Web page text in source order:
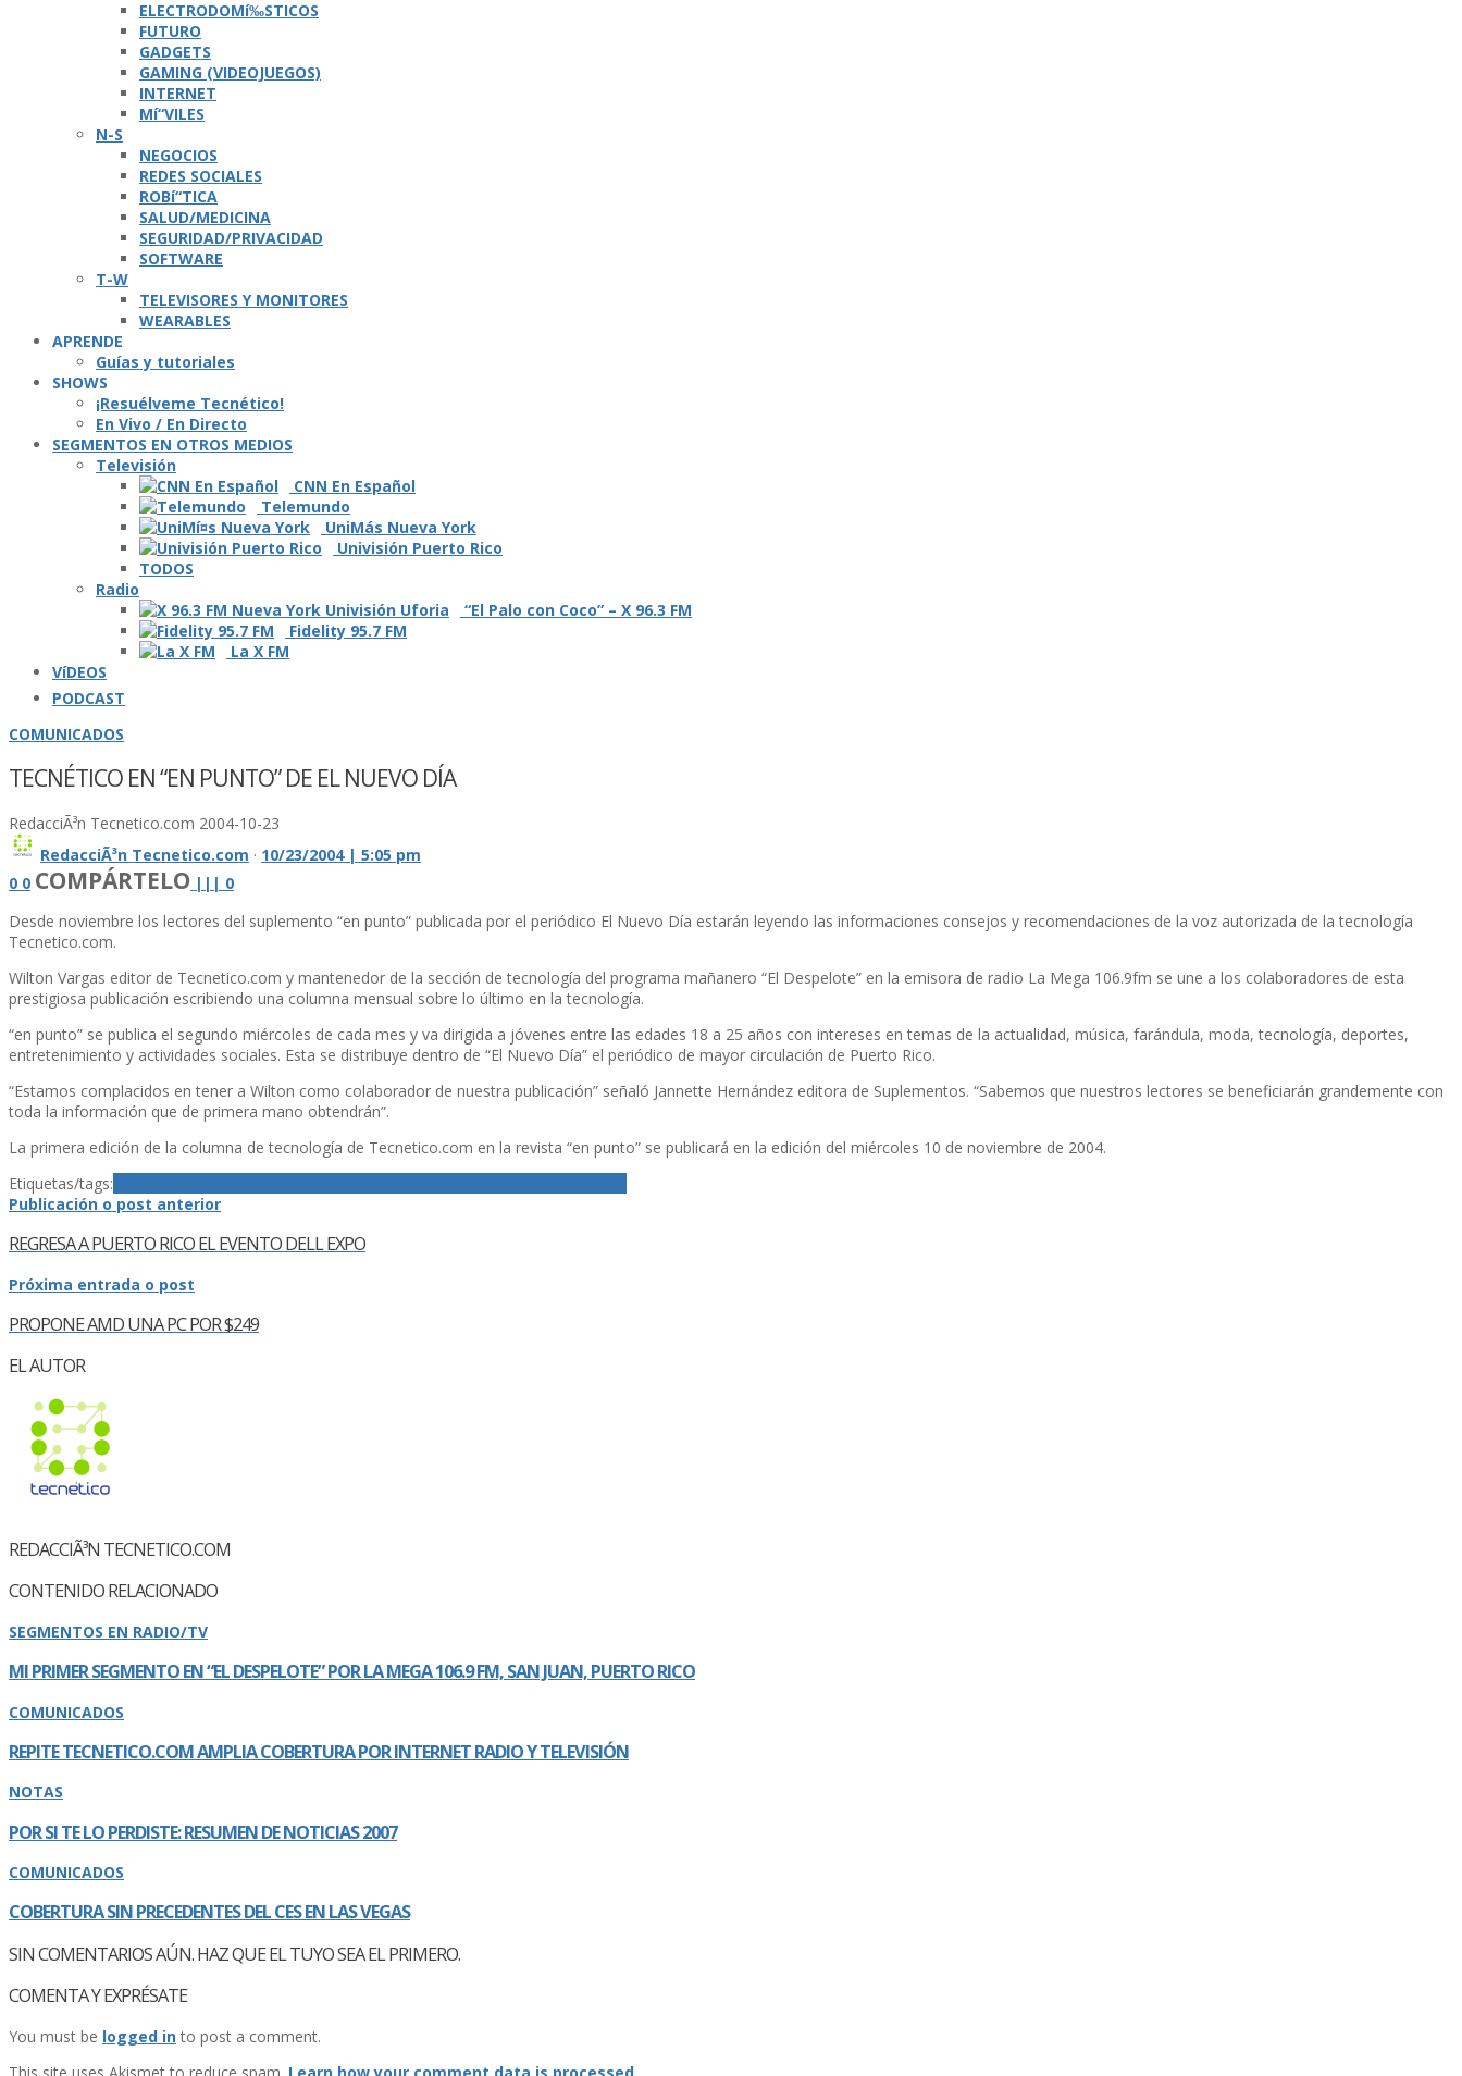
ELECTRODOMí‰STICOS
FUTURO
GADGETS
GAMING (VIDEOJUEGOS)
INTERNET
Mí“VILES
N-S
NEGOCIOS
REDES SOCIALES
ROBí“TICA
SALUD/MEDICINA
SEGURIDAD/PRIVACIDAD
SOFTWARE
T-W
TELEVISORES Y MONITORES
WEARABLES
APRENDE
Guí­as y tutoriales
SHOWS
¡Resuélveme Tecnético!
En Vivo / En Directo
SEGMENTOS EN OTROS MEDIOS
Televisión
CNN En Español
Telemundo
UniMás Nueva York
Univisión Puerto Rico
TODOS
Radio
“El Palo con Coco” – X 96.3 FM
Fidelity 95.7 FM
La X FM
VíDEOS
PODCAST
COMUNICADOS
TECNÉTICO EN “EN PUNTO” DE EL NUEVO DÍ­A
RedacciÃ³n Tecnetico.com 2004-10-23
RedacciÃ³n Tecnetico.com · 10/23/2004 | 5:05 pm
0 0 COMPÁRTELO | | | 0
Desde noviembre los lectores del suplemento “en punto” publicada por el periódico El Nuevo Dí­a estarán leyendo las informaciones consejos y recomendaciones de la voz autorizada de la tecnologí­a
Tecnetico.com.
Wilton Vargas editor de Tecnetico.com y mantenedor de la sección de tecnologí­a del programa mañanero “El Despelote” en la emisora de radio La Mega 106.9fm se une a los colaboradores de esta
prestigiosa publicación escribiendo una columna mensual sobre lo último en la tecnologí­a.
“en punto” se publica el segundo miércoles de cada mes y va dirigida a jóvenes entre las edades 18 a 25 años con intereses en temas de la actualidad, música, farándula, moda, tecnologí­a, deportes,
entretenimiento y actividades sociales. Esta se distribuye dentro de “El Nuevo Dí­a” el periódico de mayor circulación de Puerto Rico.
“Estamos complacidos en tener a Wilton como colaborador de nuestra publicación” señaló Jannette Hernández editora de Suplementos. “Sabemos que nuestros lectores se beneficiarán grandemente con
toda la información que de primera mano obtendrán”.
La primera edición de la columna de tecnologí­a de Tecnetico.com en la revista “en punto” se publicará en la edición del miércoles 10 de noviembre de 2004.
Etiquetas/tags:
Publicación o post anterior
REGRESA A PUERTO RICO EL EVENTO DELL EXPO
Próxima entrada o post
PROPONE AMD UNA PC POR $249
EL AUTOR
REDACCIÃ³N TECNETICO.COM
CONTENIDO RELACIONADO
SEGMENTOS EN RADIO/TV
MI PRIMER SEGMENTO EN “EL DESPELOTE” POR LA MEGA 106.9 FM, SAN JUAN, PUERTO RICO
COMUNICADOS
REPITE TECNETICO.COM AMPLIA COBERTURA POR INTERNET RADIO Y TELEVISIÓN
NOTAS
POR SI TE LO PERDISTE: RESUMEN DE NOTICIAS 2007
COMUNICADOS
COBERTURA SIN PRECEDENTES DEL CES EN LAS VEGAS
SIN COMENTARIOS AÚN. HAZ QUE EL TUYO SEA EL PRIMERO.
COMENTA Y EXPRÉSATE
You must be logged into post a comment.
This site uses Akismet to reduce spam. Learn how your comment data is processed.